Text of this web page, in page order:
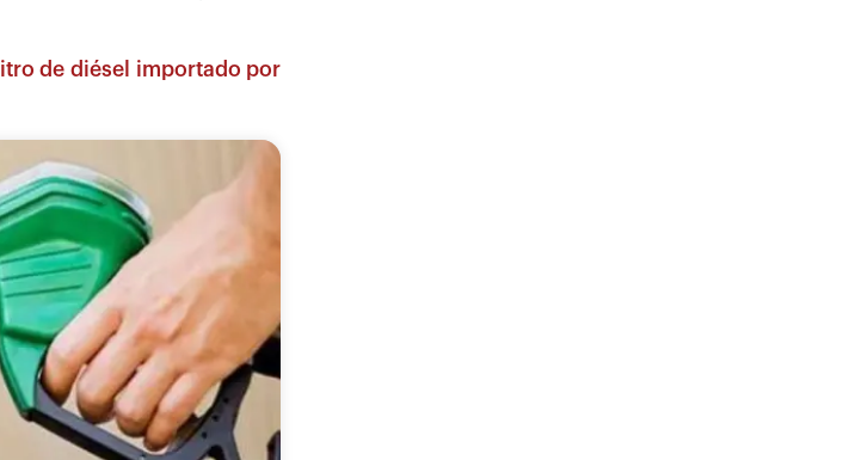
de diésel importado por